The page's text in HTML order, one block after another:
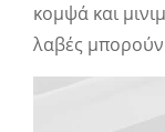
κομψά και
λαβές